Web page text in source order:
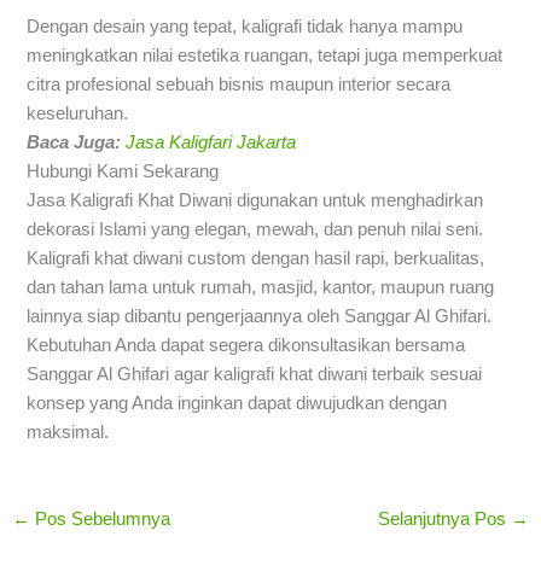
Dengan desain yang tepat, kaligrafi tidak hanya mampu
meningkatkan nilai estetika ruangan, tetapi juga memperkuat
citra profesional sebuah bisnis maupun interior secara
keseluruhan.
Baca Juga:Jasa Kaligfari Jakarta
Hubungi Kami Sekarang
Jasa Kaligrafi Khat Diwani digunakan untuk menghadirkan
dekorasi Islami yang elegan, mewah, dan penuh nilai seni.
Kaligrafi khat diwani custom dengan hasil rapi, berkualitas,
dan tahan lama untuk rumah, masjid, kantor, maupun ruang
lainnya siap dibantu pengerjaannya oleh Sanggar Al Ghifari.
Kebutuhan Anda dapat segera dikonsultasikan bersama
Sanggar Al Ghifari agar kaligrafi khat diwani terbaik sesuai
konsep yang Anda inginkan dapat diwujudkan dengan
maksimal.
← Pos Sebelumnya Selanjutnya Pos →